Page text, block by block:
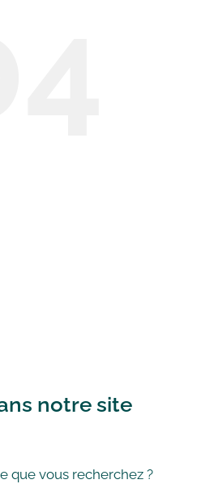
notre site
que vous recherchez ?